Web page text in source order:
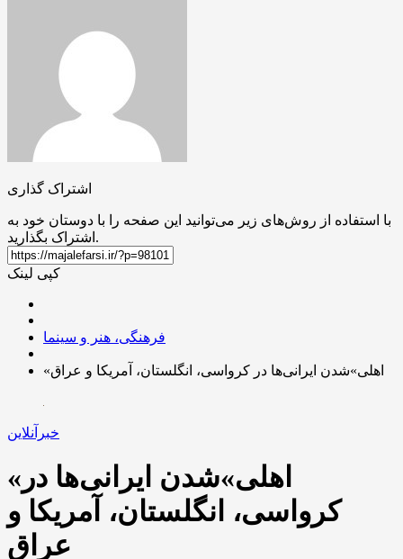
اشتراک گذاری
با استفاده از روش‌های زیر می‌توانید این صفحه را با دوستان خود به
اشتراک بگذارید.
کپی لینک
فرهنگی، هنر و سینما
«اهلی»شدن ایرانی‌ها در کرواسی، انگلستان، آمریکا و عراق
خبرآنلاین
«اهلی»شدن ایرانی‌ها در
کرواسی، انگلستان، آمریکا و
عراق